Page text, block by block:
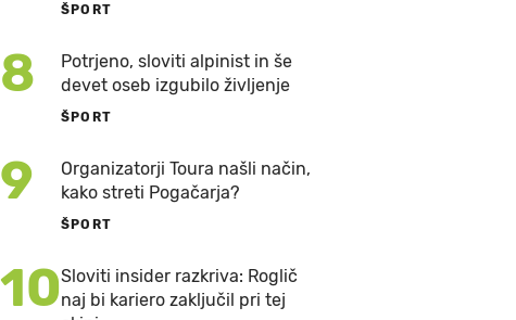
ŠPORT
8
Potrjeno, sloviti alpinist in še
devet oseb izgubilo življenje
ŠPORT
9
Organizatorji Toura našli način,
kako streti Pogačarja?
ŠPORT
10Sloviti insider razkriva: Roglič
naj bi kariero zaključil pri tej